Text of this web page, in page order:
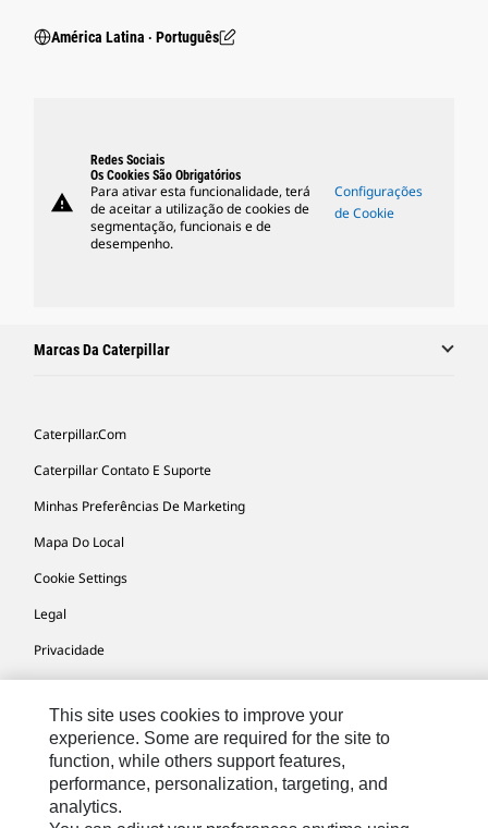
América Latina ‧ Português
warning
Redes Sociais
Os Cookies São Obrigatórios
Para ativar esta funcionalidade, terá
de aceitar a utilização de cookies de
segmentação, funcionais e de
desempenho.
Configurações
de Cookie
Marcas Da Caterpillar
Caterpillar.com
Caterpillar Contato E Suporte
Minhas Preferências De Marketing
Mapa Do Local
Cookie Settings
Legal
Privacidade
South America -
Portuguese
© 2026 Caterpillar. Todos os direitos
reservados.
This site uses cookies to improve your
experience. Some are required for the site to
function, while others support features,
performance, personalization, targeting, and
analytics.